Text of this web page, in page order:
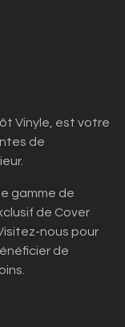
Vinyle, est votre
de
gamme de
de Cover
nous pour
de